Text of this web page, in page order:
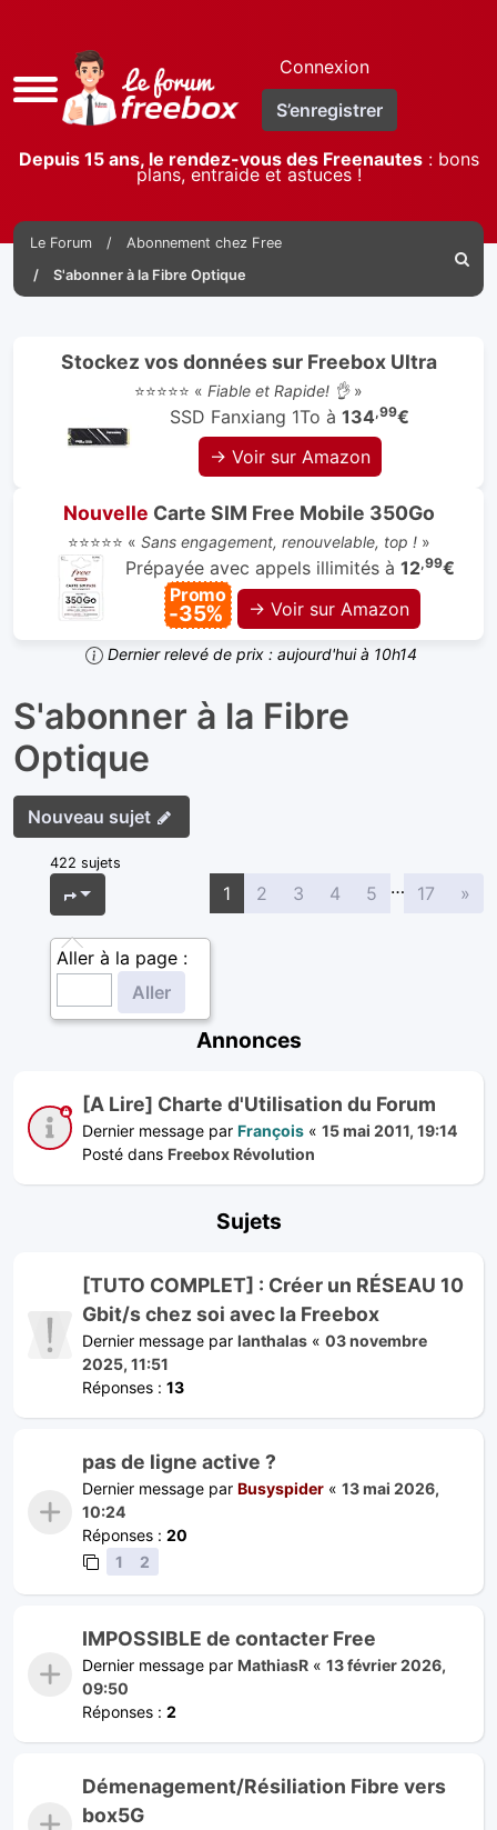
Accès
rapide
Connexion
S’enregistrer
Depuis 15 ans, le rendez-vous des Freenautes: bons
plans, entraide et astuces !
Le Forum
Abonnement chez Free
S'abonner à la Fibre Optique
Stockez vos données sur Freebox Ultra
⭐⭐⭐⭐⭐ « Fiable et Rapide! 👌»
SSD Fanxiang 1To à 134,99€
→ Voir sur Amazon
Nouvelle Carte SIM Free Mobile 350Go
⭐⭐⭐⭐⭐ « Sans engagement, renouvelable, top !»
Prépayée avec appels illimités à 12,99€
Promo
-35% → Voir sur Amazon
Dernier relevé de prix : aujourd'hui à 10h14
S'abonner à la Fibre
Optique
Nouveau sujet
422 sujets
Page
Aller à la page :
1 2 3 4 5 … 17 »
Annonces
[A Lire] Charte d'Utilisation du Forum
Dernier message par François « 15 mai 2011, 19:14
Posté dans Freebox Révolution
Sujets
[TUTO COMPLET] : Créer un RÉSEAU 10
Gbit/s chez soi avec la Freebox
Dernier message par lanthalas « 03 novembre
2025, 11:51
Réponses : 13
pas de ligne active ?
Dernier message par Busyspider « 13 mai 2026,
10:24
Réponses : 20
1
2
IMPOSSIBLE de contacter Free
Dernier message par MathiasR « 13 février 2026,
09:50
Réponses : 2
Démenagement/Résiliation Fibre vers
box5G